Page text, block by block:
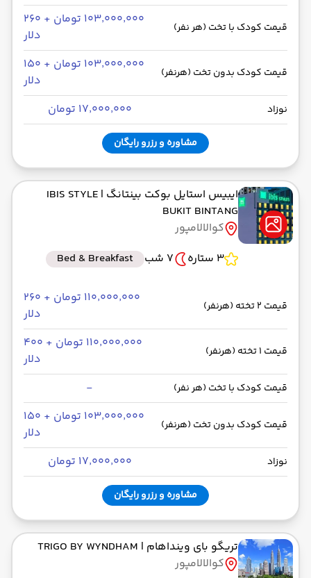
قیمت کودک با تخت (هر نفر)
۱۰۳٬۰۰۰٬۰۰۰ تومان + ۲۶۰
دلار
قیمت کودک بدون تخت (هرنفر)
۱۰۳٬۰۰۰٬۰۰۰ تومان + ۱۵۰
دلار
نوزاد ۱۷٬۰۰۰٬۰۰۰ تومان
مشاوره و رزرو رایگان
ایبیس استایل بوکت بینتانگ | IBIS STYLE
BUKIT BINTANG
کوالالامپور
3 ستاره
7 شب Bed & Breakfast
قیمت 2 تخته (هرنفر)
۱۱۰٬۰۰۰٬۰۰۰ تومان + ۲۶۰
دلار
قیمت 1 تخته (هرنفر)
۱۱۰٬۰۰۰٬۰۰۰ تومان + ۴۰۰
دلار
قیمت کودک با تخت (هر نفر) -
قیمت کودک بدون تخت (هرنفر)
۱۰۳٬۰۰۰٬۰۰۰ تومان + ۱۵۰
دلار
نوزاد ۱۷٬۰۰۰٬۰۰۰ تومان
مشاوره و رزرو رایگان
تریگو بای وینداهام | TRIGO BY WYNDHAM
کوالالامپور